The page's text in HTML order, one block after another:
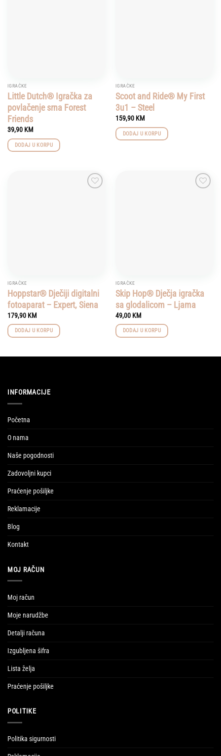
IGRAČKE
Little Dutch® Igračka za
povlačenje srna Forest
Friends
39,90 KM
DODAJ U KORPU
IGRAČKE
Scoot and Ride® My First
3u1 – Steel
159,90 KM
DODAJ U KORPU
IGRAČKE
Hoppstar® Dječiji digitalni
fotoaparat – Expert, Siena
179,90 KM
DODAJ U KORPU
IGRAČKE
Skip Hop® Dječja igračka
sa glodalicom – Ljama
49,00 KM
DODAJ U KORPU
INFORMACIJE
Početna
O nama
Naše pogodnosti
Zadovoljni kupci
Praćenje pošiljke
Reklamacije
Blog
Kontakt
MOJ RAČUN
Moj račun
Moje narudžbe
Detalji računa
Izgubljena šifra
Lista želja
Praćenje pošiljke
POLITIKE
Politika sigurnosti